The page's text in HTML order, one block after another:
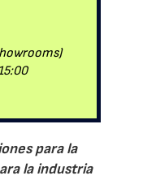
para la
la industria